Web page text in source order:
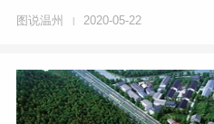
图说温州 2020-05-22